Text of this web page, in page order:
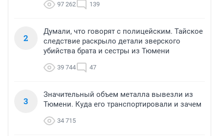
97 262 139
2
Думали, что говорят с полицейским. Тайское
следствие раскрыло детали зверского
убийства брата и сестры из Тюмени
39 744 47
3
Значительный объем металла вывезли из
Тюмени. Куда его транспортировали и зачем
34 715